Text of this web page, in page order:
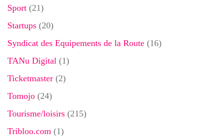
Sport (21)
Startups (20)
Syndicat des Equipements de la Route (16)
TANu Digital (1)
Ticketmaster (2)
Tomojo (24)
Tourisme/loisirs (215)
Tribloo.com (1)